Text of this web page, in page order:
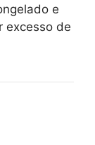
e
excesso de